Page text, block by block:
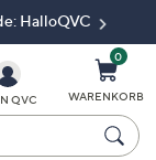
HalloQVC
QVC
0
WARENKORB